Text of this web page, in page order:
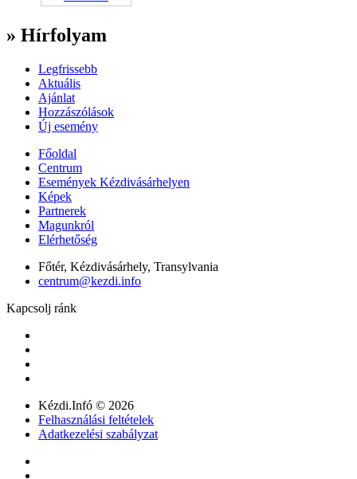
» Hírfolyam
Legfrissebb
Aktuális
Ajánlat
Hozzászólások
Új esemény
Főoldal
Centrum
Események Kézdivásárhelyen
Képek
Partnerek
Magunkról
Elérhetőség
Főtér, Kézdivásárhely, Transylvania
centrum@kezdi.info
Kapcsolj ránk
Kézdi.Infó © 2026
Felhasználási feltételek
Adatkezelési szabályzat